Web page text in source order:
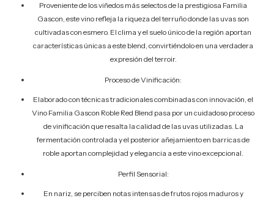
Proveniente de los viñedos más selectos de la prestigiosa Familia
Gascon, este vino refleja la riqueza del terruño donde las uvas son
cultivadas con esmero. El clima y el suelo único de la región aportan
características únicas a este blend, convirtiéndolo en una verdadera
expresión del terroir.
Proceso de Vinificación:
Elaborado con técnicas tradicionales combinadas con innovación, el
Vino Familia Gascon Roble Red Blend pasa por un cuidadoso proceso
de vinificación que resalta la calidad de las uvas utilizadas. La
fermentación controlada y el posterior añejamiento en barricas de
roble aportan complejidad y elegancia a este vino excepcional.
Perfil Sensorial:
En nariz, se perciben notas intensas de frutos rojos maduros y